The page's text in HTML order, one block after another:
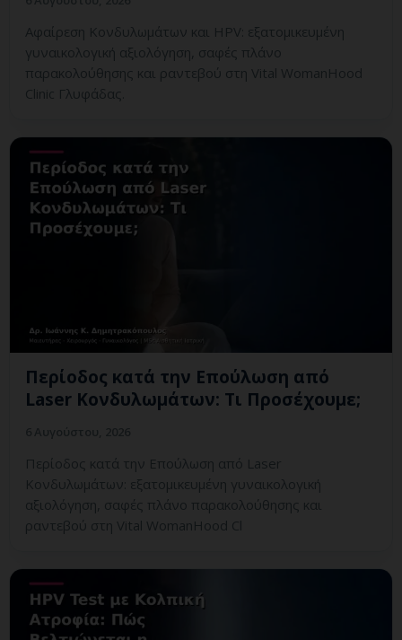
Αφαίρεση Κονδυλωμάτων και HPV: εξατομικευμένη
γυναικολογική αξιολόγηση, σαφές πλάνο
παρακολούθησης και ραντεβού στη Vital WomanHood
Clinic Γλυφάδας.
Περίοδος κατά την Επούλωση από
Laser Κονδυλωμάτων: Τι Προσέχουμε;
Περίοδος κατά την Επούλωση από Laser
Κονδυλωμάτων: εξατομικευμένη γυναικολογική
αξιολόγηση, σαφές πλάνο παρακολούθησης και
ραντεβού στη Vital WomanHood Cl